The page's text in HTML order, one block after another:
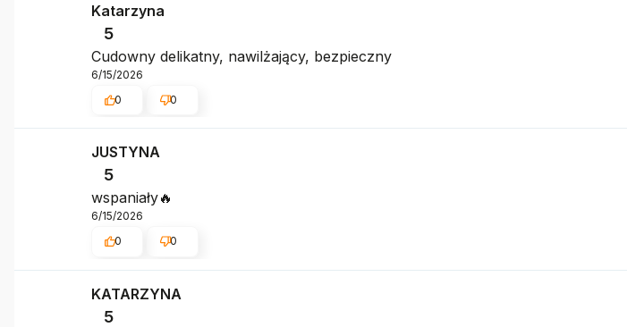
Katarzyna
5
Cudowny delikatny, nawilżający, bezpieczny
6/15/2026
0
0
JUSTYNA
5
wspaniały🔥
6/15/2026
0
0
KATARZYNA
5